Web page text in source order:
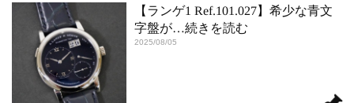
【ランゲ1 Ref.101.027】希少な青文
字盤が…続きを読む
2025/08/05